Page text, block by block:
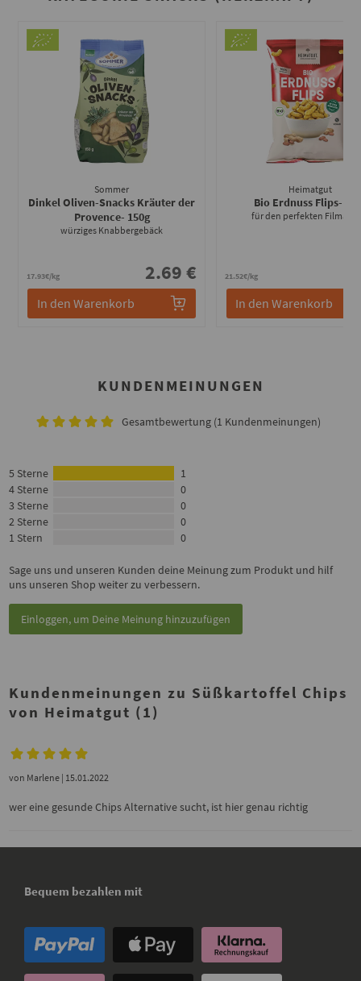
Sommer
Dinkel Oliven-Snacks Kräuter der
Provence- 150g
würziges Knabbergebäck
17.93€/kg 2.69 €
In den Warenkorb
Heimatgut
Bio Erdnuss Flips-
für den perfekten
21.52€/kg
In den Warenkorb
KUNDENMEINUNGEN
Gesamtbewertung (1 Kundenmeinungen)
5 Sterne
1
4 Sterne
0
3 Sterne
0
2 Sterne
0
1 Stern
0
Sage uns und unseren Kunden deine Meinung zum Produkt und hilf
uns unseren Shop weiter zu verbessern.
Einloggen, um Deine Meinung hinzuzufügen
Kundenmeinungen zu Süßkartoffel Chips
von Heimatgut (1)
von Marlene | 15.01.2022
wer eine gesunde Chips Alternative sucht, ist hier genau richtig
Bequem bezahlen mit